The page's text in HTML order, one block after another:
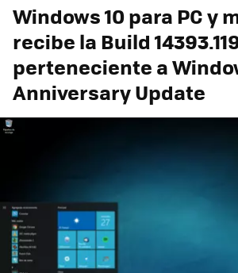
Windows 10 para PC y
recibe la Build
perteneciente a
Anniversary Update